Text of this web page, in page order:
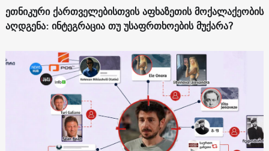
ეთნიკური ქართველებისთვის აფხაზეთის მოქალაქეობის
აღდგენა: ინტეგრაცია თუ უსაფრთხოების მუქარა?